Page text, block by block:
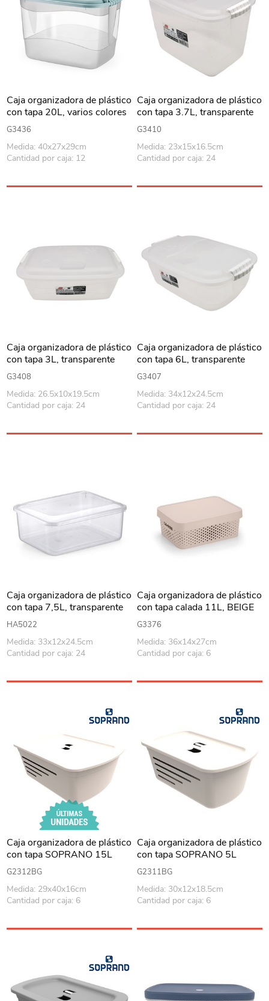
Caja organizadora de plástico
con tapa 20L, varios colores
G3436
Medida: 40x27x29cm
Cantidad por caja: 12
Caja organizadora de plástico
con tapa 3.7L, transparente
G3410
Medida: 23x15x16.5cm
Cantidad por caja: 24
Caja organizadora de plástico
con tapa 3L, transparente
G3408
Medida: 26.5x10x19.5cm
Cantidad por caja: 24
Caja organizadora de plástico
con tapa 6L, transparente
G3407
Medida: 34x12x24.5cm
Cantidad por caja: 24
Caja organizadora de plástico
con tapa 7,5L, transparente
HA5022
Medida: 33x12x24.5cm
Cantidad por caja: 24
Caja organizadora de plástico
con tapa calada 11L, BEIGE
G3376
Medida: 36x14x27cm
Cantidad por caja: 6
Caja organizadora de plástico
con tapa SOPRANO 15L
BEIGE
G2312BG
Medida: 29x40x16cm
Cantidad por caja: 6
Caja organizadora de plástico
con tapa SOPRANO 5L
BEIGE
G2311BG
Medida: 30x12x18.5cm
Cantidad por caja: 6